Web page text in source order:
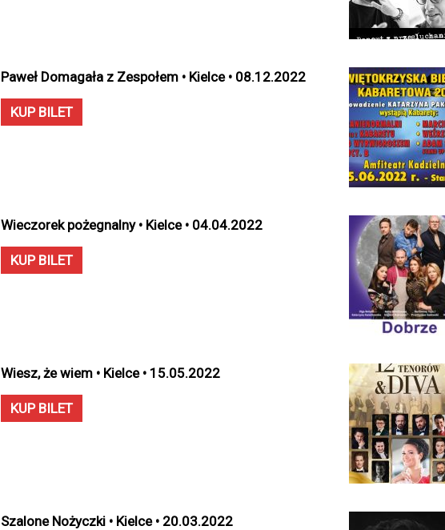
Paweł Domagała z Zespołem • Kielce • 08.12.2022
KUP BILET
Wieczorek pożegnalny • Kielce • 04.04.2022
KUP BILET
Wiesz, że wiem • Kielce • 15.05.2022
KUP BILET
Szalone Nożyczki • Kielce • 20.03.2022